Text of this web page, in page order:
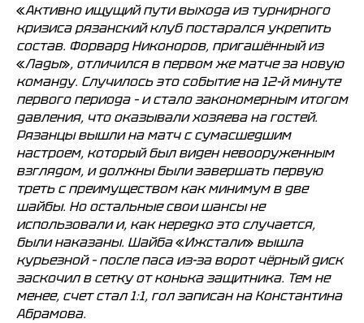
«Активно ищущий пути выхода из турнирного
кризиса рязанский клуб постарался укрепить
состав. Форвард Никоноров, пригашённый из
«Лады», отличился в первом же матче за новую
команду. Случилось это событие на 12-й минуте
первого периода – и стало закономерным итогом
давления, что оказывали хозяева на гостей.
Рязанцы вышли на матч с сумасшедшим
настроем, который был виден невооруженным
взглядом, и должны были завершать первую
треть с преимуществом как минимум в две
шайбы. Но остальные свои шансы не
использовали и, как нередко это случается,
были наказаны. Шайба«Ижстали» вышла
курьезной – после паса из-за ворот чёрный диск
заскочил в сетку от конька защитника. Тем не
менее, счет стал 1:1, гол записан на Константина
Абрамова.